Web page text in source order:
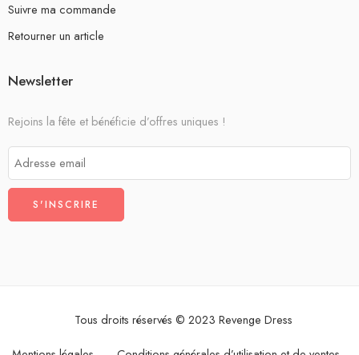
Suivre ma commande
Retourner un article
Newsletter
Rejoins la fête et bénéficie d’offres uniques !
Tous droits réservés © 2023 Revenge Dress